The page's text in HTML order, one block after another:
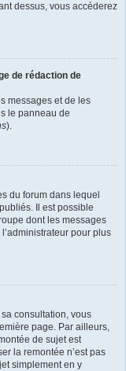
dessus, vous accéderez
de rédaction de
messages et de les
le panneau de
).
du forum dans lequel
Il est possible
dont les messages
pour plus
consultation, vous
page. Par ailleurs,
de sujet est
la remontée n’est pas
simplement en y